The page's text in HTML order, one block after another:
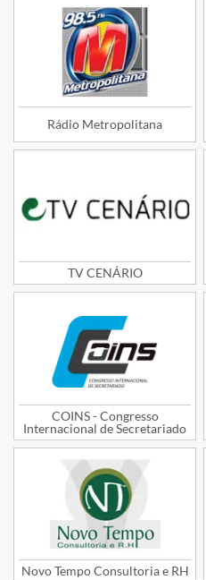
Rádio Metropolitana
TV CENÁRIO
COINS - Congresso
Internacional de Secretariado
Novo Tempo Consultoria e RH